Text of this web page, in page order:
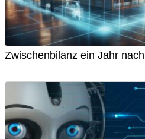
Zwischenbilanz ein Jahr